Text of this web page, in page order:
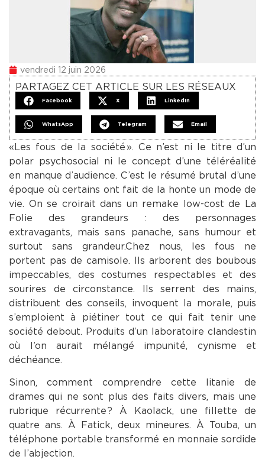
vendredi 12 juin 2026
PARTAGEZ CET ARTICLE SUR LES RÉSEAUX
Facebook X LinkedIn
WhatsApp Telegram Email
«Les fous de la société ». Ce n’est ni le titre d’un
polar psychosocial ni le concept d’une téléréalité
en manque d’audience. C’est le résumé brutal d’une
époque où certains ont fait de la honte un mode de
vie. On se croirait dans un remake low-cost de La
Folie des grandeurs : des personnages
extravagants, mais sans panache, sans humour et
surtout sans grandeur.Chez nous, les fous ne
portent pas de camisole. Ils arborent des boubous
impeccables, des costumes respectables et des
sourires de circonstance. Ils serrent des mains,
distribuent des conseils, invoquent la morale, puis
s’emploient à piétiner tout ce qui fait tenir une
société debout. Produits d’un laboratoire clandestin
où l’on aurait mélangé impunité, cynisme et
déchéance.
Sinon, comment comprendre cette litanie de
drames qui ne sont plus des faits divers, mais une
rubrique récurrente ? À Kaolack, une fillette de
quatre ans. À Fatick, deux mineures. À Touba, un
téléphone portable transformé en monnaie sordide
de l’abjection.